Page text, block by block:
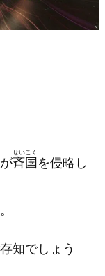
が斉国
せいこく
を侵略し
知でしょう